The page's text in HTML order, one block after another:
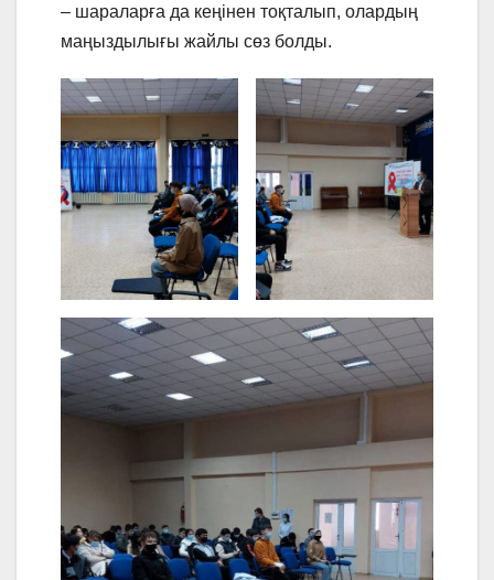
– шараларға да кеңінен тоқталып, олардың
маңыздылығы жайлы сөз болды.